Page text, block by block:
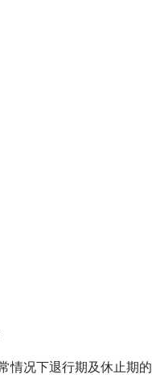
情况下退行期及休止期的